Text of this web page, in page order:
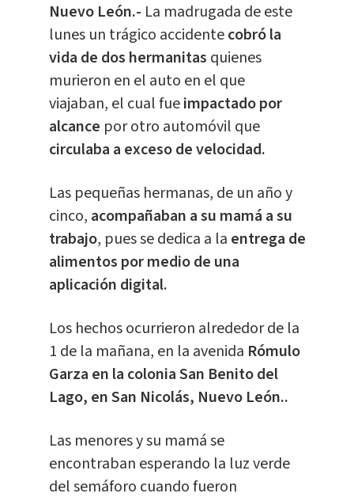
Nuevo León.- La madrugada de este
lunes un trágico accidentecobró la
vida de dos hermanitas quienes
murieron en el auto en el que
viajaban, el cual fueimpactado por
alcance por otro automóvil que
circulaba a exceso de velocidad.
Las pequeñas hermanas, de un año y
cinco, acompañaban a su mamá a su
trabajo, pues se dedica a la entrega de
alimentos por medio de una
aplicación digital.
Los hechos ocurrieron alrededor de la
1 de la mañana, en la avenida Rómulo
Garza en la colonia San Benito del
Lago, en San Nicolás, Nuevo León..
Las menores y su mamá se
encontraban esperando la luz verde
del semáforo cuando fueron